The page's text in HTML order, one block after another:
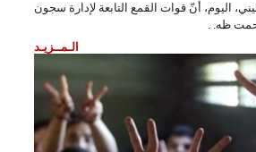
اليوم، أنّ قوات القمع التابعة لإدارة سجون
ظه. .
الـمــزيـد